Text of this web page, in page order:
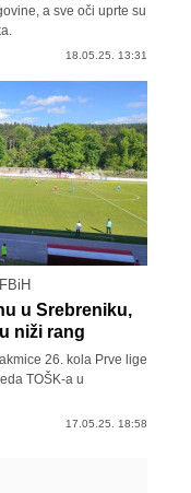
a sve oči uprte su
18.05.25. 13:31
u Srebreniku,
niži rang
26. kola Prve lige
TOŠK-a u
17.05.25. 18:58